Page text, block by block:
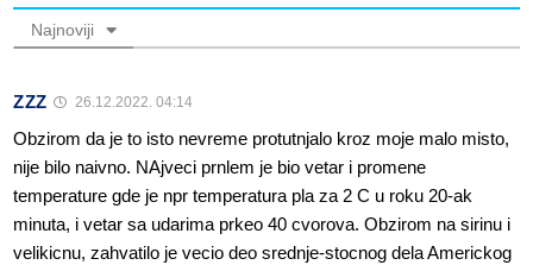
Najnoviji
ZZZ 26.12.2022. 04:14
Obzirom da je to isto nevreme protutnjalo kroz moje malo misto,
nije bilo naivno. NAjveci prnlem je bio vetar i promene
temperature gde je npr temperatura pla za 2 C u roku 20-ak
minuta, i vetar sa udarima prkeo 40 cvorova. Obzirom na sirinu i
velikicnu, zahvatilo je vecio deo srednje-stocnog dela Americkog